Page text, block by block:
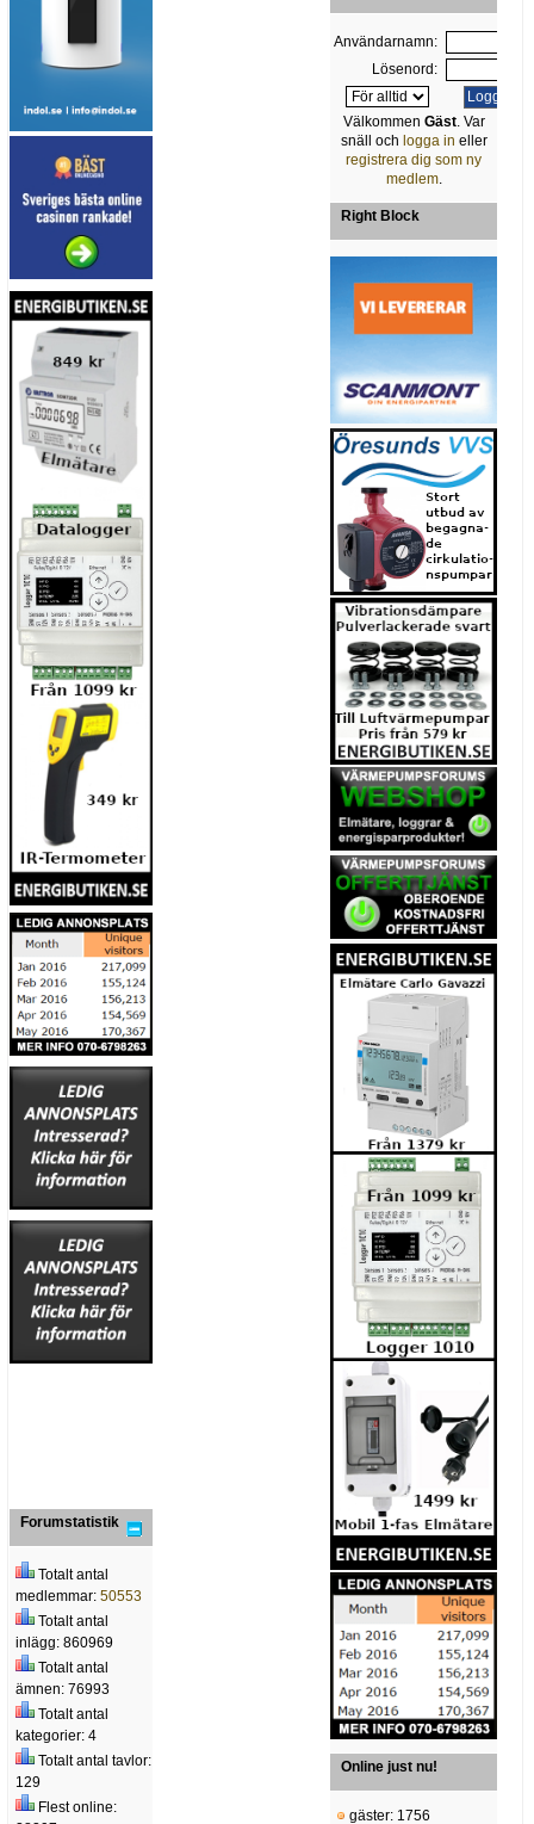
Användarnamn:
Lösenord:
Välkommen Gäst. Var
snäll och logga in eller
registrera dig som ny
medlem.
Right Block
Online just nu!
gäster: 1756
Forumstatistik
Totalt antal
medlemmar: 50553
Totalt antal
inlägg: 860969
Totalt antal
ämnen: 76993
Totalt antal
kategorier: 4
Totalt antal tavlor:
129
Flest online: